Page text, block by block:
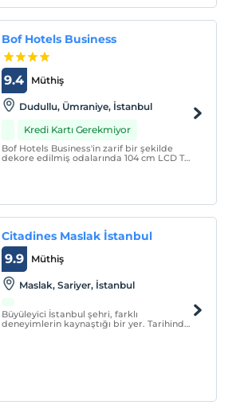
Bof Hotels Business
Müthiş
9.4
Dudullu, Ümraniye, İstanbul
Kredi Kartı Gerekmiyor
Bof Hotels Business'in zarif bir şekilde
dekore edilmiş odalarında 104 cm LCD TV,
vardır.
Citadines Maslak İstanbul
Müthiş
9.9
Maslak, Sariyer, İstanbul
Büyüleyici İstanbul şehri, farklı
deneyimlerin kaynaştığı bir yer. Tarihinden